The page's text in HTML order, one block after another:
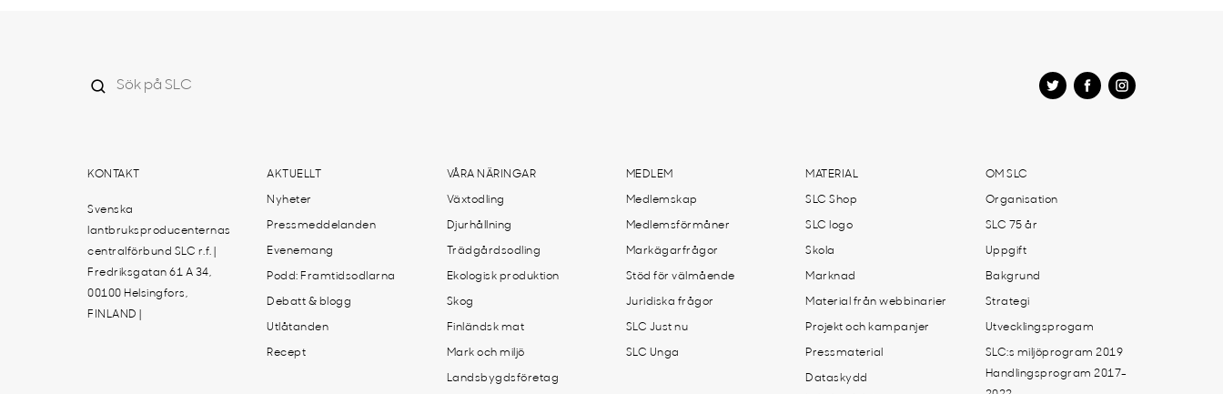
KONTAKT
Svenska
lantbruksproducenternas
centralförbund SLC r.f. |
Fredriksgatan 61 A 34,
00100 Helsingfors,
FINLAND |
AKTUELLT
Nyheter
Pressmeddelanden
Evenemang
Podd: Framtidsodlarna
Debatt & blogg
Utlåtanden
Recept
VÅRA NÄRINGAR
Växtodling
Djurhållning
Trädgårdsodling
Ekologisk produktion
Skog
Finländsk mat
Mark och miljö
Landsbygdsföretag
MEDLEM
Medlemskap
Medlemsförmåner
Markägarfrågor
Stöd för välmående
Juridiska frågor
SLC Just nu
SLC Unga
MATERIAL
SLC Shop
SLC logo
Skola
Marknad
Material från webbinarier
Projekt och kampanjer
Pressmaterial
Dataskydd
OM SLC
Organisation
SLC 75 år
Uppgift
Bakgrund
Strategi
Utvecklingsprogam
SLC:s miljöprogram 2019
Handlingsprogram 2017-